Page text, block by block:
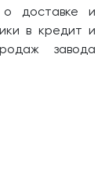
о доставке и
в кредит и
завода